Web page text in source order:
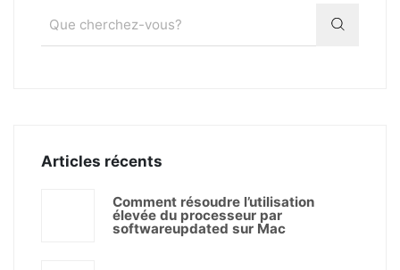
Articles récents
Comment résoudre l’utilisation
élevée du processeur par
softwareupdated sur Mac